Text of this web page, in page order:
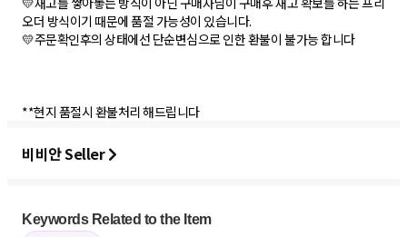
오더 방식이기 때문에 품절 가능성이 있습니다.
💛주문확인후의 상태에선 단순변심으로 인한 환불이 불가능 합니다
**현지 품절시 환불처리 해드립니다
비비안 Seller
Keywords Related to the Item